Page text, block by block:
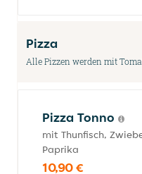
Pizza
Alle Pizzen werden mit
Pizza Tonno
mit Thunfisch,
Paprika
10,90 €